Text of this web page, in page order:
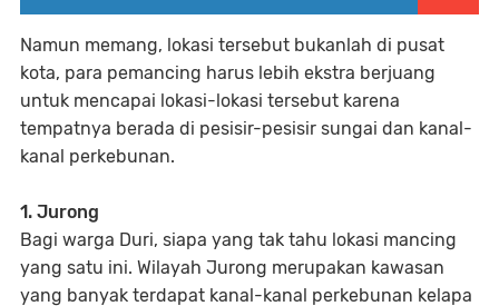
Namun memang, lokasi tersebut bukanlah di pusat
kota, para pemancing harus lebih ekstra berjuang
untuk mencapai lokasi-lokasi tersebut karena
tempatnya berada di pesisir-pesisir sungai dan kanal-
kanal perkebunan.
1. Jurong
Bagi warga Duri, siapa yang tak tahu lokasi mancing
yang satu ini. Wilayah Jurong merupakan kawasan
yang banyak terdapat kanal-kanal perkebunan kelapa